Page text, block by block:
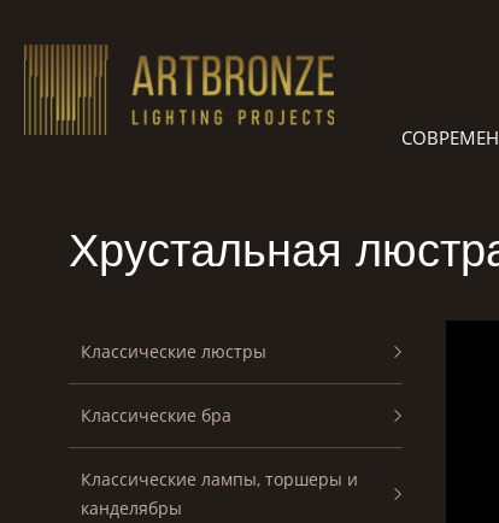
content
Хрустальная
Классические люстры
Классические бра
Классические лампы, торшеры и
канделябры